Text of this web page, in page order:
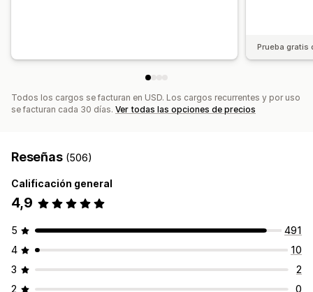
Prueba gratis
Todos los cargos se facturan en USD. Los cargos recurrentes y por uso
se facturan cada 30 días. Ver todas las opciones de precios
Reseñas (506)
Calificación general
4,9
5
491
4
10
3
2
2
0